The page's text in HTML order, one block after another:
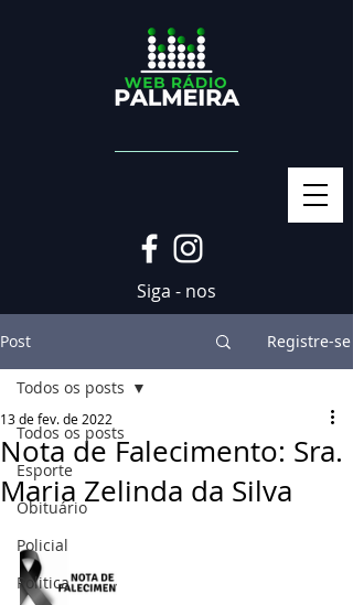
Siga - nos
Post Registre-se
Todos os posts
Esporte
Obituário
Policial
Politica
Todos os posts
Nota de Falecimento: Sra.
Maria Zelinda da Silva
13 de fev. de 2022